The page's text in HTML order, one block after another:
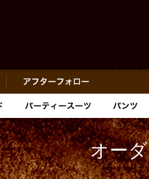
オー